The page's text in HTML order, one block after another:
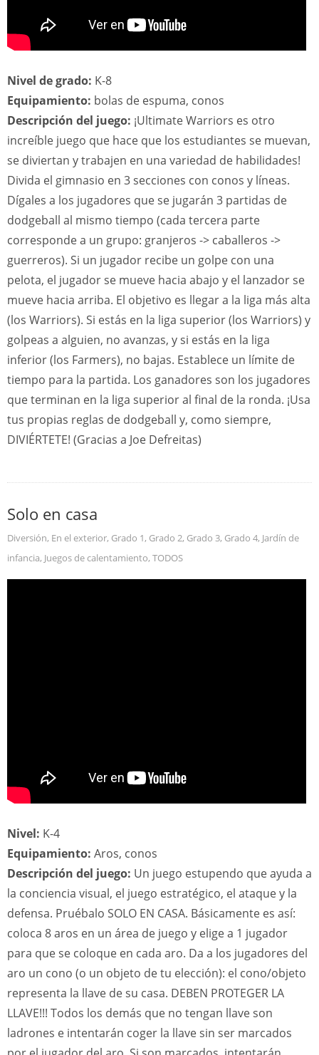
Nivel de grado: K-8
Equipamiento: bolas de espuma, conos
Descripción del juego: ¡Ultimate Warriors es otro
increíble juego que hace que los estudiantes se muevan,
se diviertan y trabajen en una variedad de habilidades!
Divida el gimnasio en 3 secciones con conos y líneas.
Dígales a los jugadores que se jugarán 3 partidas de
dodgeball al mismo tiempo (cada tercera parte
corresponde a un grupo: granjeros -> caballeros ->
guerreros). Si un jugador recibe un golpe con una
pelota, el jugador se mueve hacia abajo y el lanzador se
mueve hacia arriba. El objetivo es llegar a la liga más alta
(los Warriors). Si estás en la liga superior (los Warriors) y
golpeas a alguien, no avanzas, y si estás en la liga
inferior (los Farmers), no bajas. Establece un límite de
tiempo para la partida. Los ganadores son los jugadores
que terminan en la liga superior al final de la ronda. ¡Usa
tus propias reglas de dodgeball y, como siempre,
DIVIÉRTETE! (Gracias a Joe Defreitas)
Solo en casa
Diversión, En el exterior, Grado 1, Grado 2, Grado 3, Grado 4, Jardín de
infancia, Juegos de calentamiento, TODOS
Nivel: K-4
Equipamiento: Aros, conos
Descripción del juego: Un juego estupendo que ayuda a
la conciencia visual, el juego estratégico, el ataque y la
defensa. Pruébalo SOLO EN CASA. Básicamente es así:
coloca 8 aros en un área de juego y elige a 1 jugador
para que se coloque en cada aro. Da a los jugadores del
aro un cono (o un objeto de tu elección): el cono/objeto
representa la llave de su casa. DEBEN PROTEGER LA
LLAVE!!! Todos los demás que no tengan llave son
ladrones e intentarán coger la llave sin ser marcados